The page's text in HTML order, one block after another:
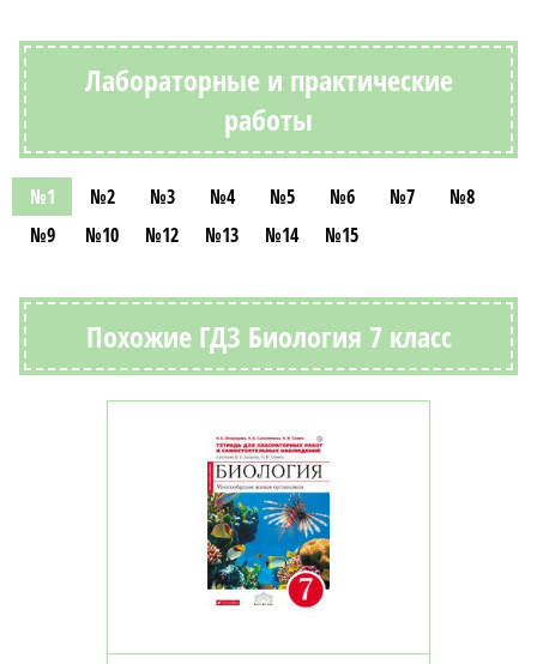
Лабораторные и практические
работы
№1 №2 №3 №4 №5 №6 №7
№8
№9
№10 №12 №13 №14 №15
Похожие ГДЗ Биология 7 класс